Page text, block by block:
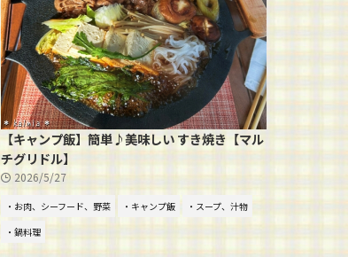
【キャンプ飯】簡単♪美味しい すき焼き【マル
チグリドル】
2026/5/27
・お肉、シーフード、野菜 ・キャンプ飯
・スープ、汁物
・鍋料理